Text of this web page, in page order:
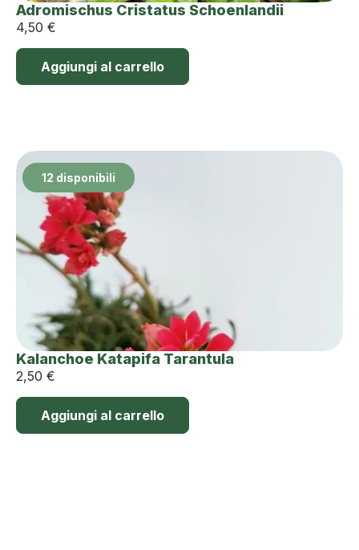
Adromischus Cristatus Schoenlandii
4,50 €
Aggiungi al carrello
12 disponibili
Kalanchoe Katapifa Tarantula
2,50 €
Aggiungi al carrello